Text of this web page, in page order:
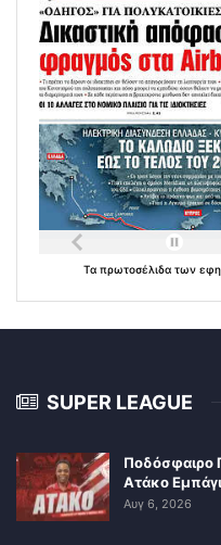
Τα πρωτοσέλιδα των
SUPER LEAGUE
Ποδόσφαιρο
Ατάκο
Αυγ 6, 2026